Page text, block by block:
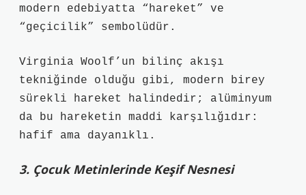
modern edebiyatta “hareket” ve
“geçicilik” sembolüdür.
Virginia Woolf’un bilinç akışı
tekniğinde olduğu gibi, modern birey
sürekli hareket halindedir; alüminyum
da bu hareketin maddi karşılığıdır:
hafif ama dayanıklı.
3. Çocuk Metinlerinde Keşif Nesnesi